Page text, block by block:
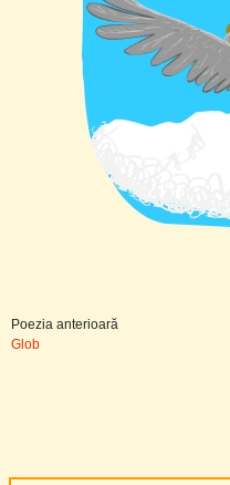
Poezia anterioară
Glob